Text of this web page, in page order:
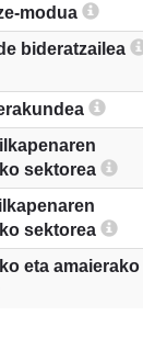
modua
bideratzailea
sektorea
sektorea
eta amaierako